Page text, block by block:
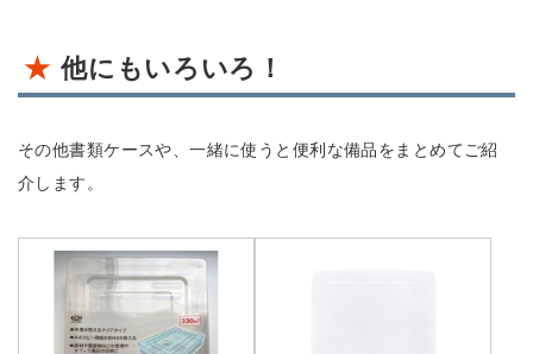
他にもいろいろ！
その他書類ケースや、一緒に使うと便利な備品をまとめてご紹
介します。